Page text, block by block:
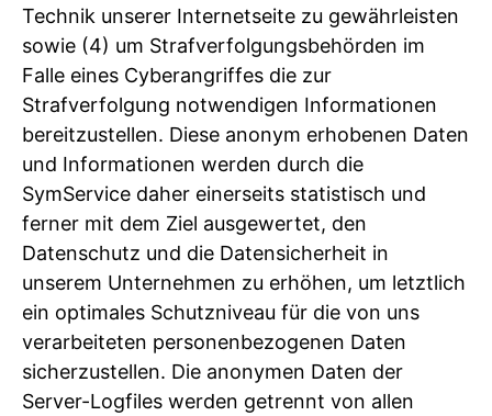
Technik unserer Internetseite zu gewährleisten
sowie (4) um Strafverfolgungsbehörden im
Falle eines Cyberangriffes die zur
Strafverfolgung notwendigen Informationen
bereitzustellen. Diese anonym erhobenen Daten
und Informationen werden durch die
SymService daher einerseits statistisch und
ferner mit dem Ziel ausgewertet, den
Datenschutz und die Datensicherheit in
unserem Unternehmen zu erhöhen, um letztlich
ein optimales Schutzniveau für die von uns
verarbeiteten personenbezogenen Daten
sicherzustellen. Die anonymen Daten der
Server-Logfiles werden getrennt von allen